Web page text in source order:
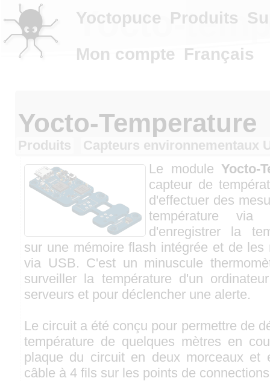
Yocto-
Yocto-Temperature
Produits
Capteurs environnementaux
Le module Yocto-
capteur de
d'effectuer des
température
d'enregistrer la
sur une mémoire flash intégrée et de les
via USB. C'est un minuscule
surveiller la température d'un
serveurs et pour déclencher une alerte.
Le circuit a été conçu pour permettre de
température de quelques mètres en
plaque du circuit en deux morceaux et
câble à 4 fils sur les points de
Yoctopuce Produits
Mon compte Français